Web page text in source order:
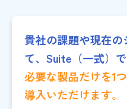
貴社の課題や現在
て、Suite（一式）
必要な製品だけを1
導入いただけます。